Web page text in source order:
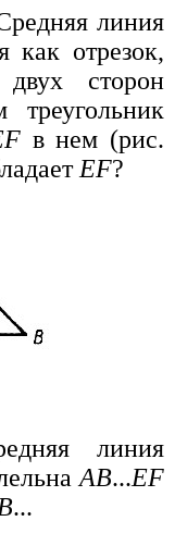
линия
как отрезок,
сторон
треугольник
в нем (рис.
EF?
линия
AB...EF
...